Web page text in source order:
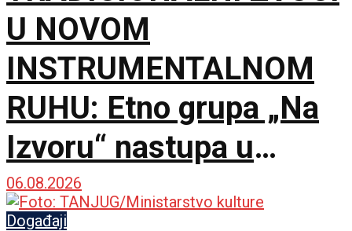
U NOVOM
INSTRUMENTALNOM
RUHU: Etno grupa „Na
Izvoru“ nastupa u
Smederevu
06.08.2026
Događaji